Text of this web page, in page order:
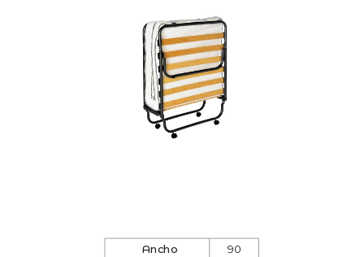
Ancho
90